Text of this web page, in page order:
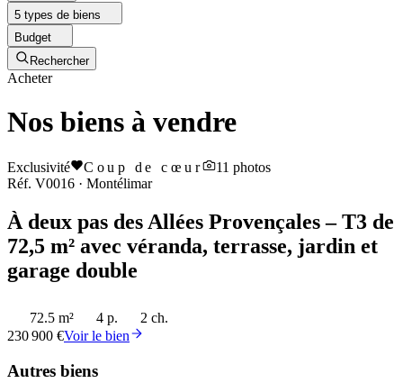
5 types de biens
Budget
Rechercher
Acheter
Nos biens à vendre
Exclusivité Coup de cœur 11 photos
Réf. V0016 · Montélimar
À deux pas des Allées Provençales – T3 de
72,5 m² avec véranda, terrasse, jardin et
garage double
72.5 m² 4 p.
2 ch.
230 900 €Voir le bien
Autres biens